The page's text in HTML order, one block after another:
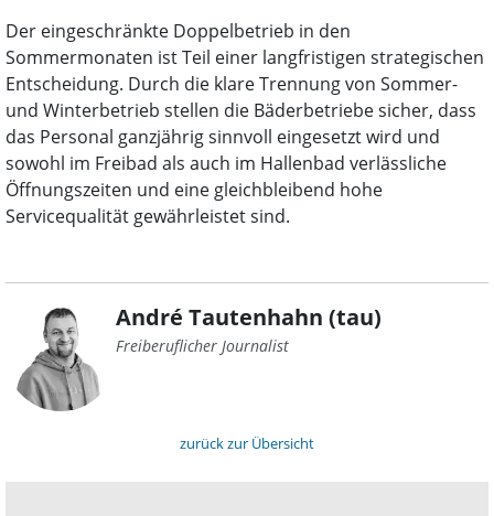
Der eingeschränkte Doppelbetrieb in den
Sommermonaten ist Teil einer langfristigen strategischen
Entscheidung. Durch die klare Trennung von Sommer-
und Winterbetrieb stellen die Bäderbetriebe sicher, dass
das Personal ganzjährig sinnvoll eingesetzt wird und
sowohl im Freibad als auch im Hallenbad verlässliche
Öffnungszeiten und eine gleichbleibend hohe
Servicequalität gewährleistet sind.
André Tautenhahn (tau)
Freiberuflicher Journalist
zurück zur Übersicht